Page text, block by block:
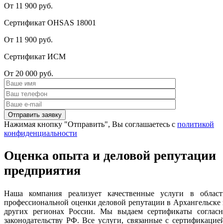
От 11 900 руб.
Сертификат OHSAS 18001
От 11 900 руб.
Сертификат ИСМ
От 20 000 руб.
Нажимая кнопку "Отправить", Вы соглашаетесь с политикой
конфиденциальности
Оценка опыта и деловой репутации
предприятия
Наша компания реализует качественные услуги в
профессиональной оценки деловой репутации в Архангельске
других регионах России. Мы выдаем сертификаты
законодательству РФ. Все услуги, связанные с